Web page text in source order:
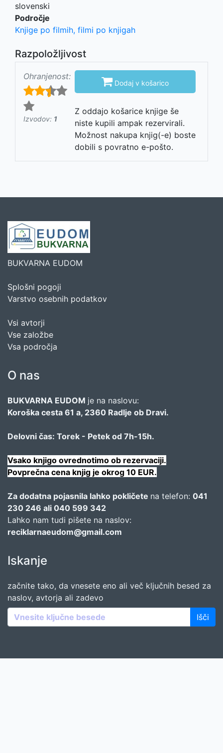
slovenski
Področje
Knjige po filmih, filmi po knjigah
Razpoložljivost
Ohranjenost:
Izvodov: 1
 Dodaj v košarico
Z oddajo košarice knjige še
niste kupili ampak rezervirali.
Možnost nakupa knjig(-e) boste
dobili s povratno e-pošto.
BUKVARNA EUDOM
Splošni pogoji
Varstvo osebnih podatkov
Vsi avtorji
Vse založbe
Vsa področja
O nas
BUKVARNA EUDOM je na naslovu:
Koroška cesta 61 a, 2360 Radlje ob Dravi.
Delovni čas: Torek - Petek od 7h-15h.
Vsako knjigo ovrednotimo ob rezervaciji.
Povprečna cena knjig je okrog 10 EUR.
Za dodatna pojasnila lahko pokličete na telefon: 041
230 246 ali 040 599 342
Lahko nam tudi pišete na naslov:
reciklarnaeudom@gmail.com
Iskanje
začnite tako, da vnesete eno ali več ključnih besed za
naslov, avtorja ali zadevo
Išči